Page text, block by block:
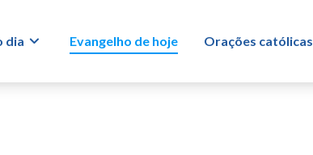
dia Evangelho de hoje Orações católicas